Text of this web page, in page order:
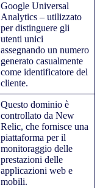
Google Universal
Analytics – utilizzato
per distinguere gli
utenti unici
assegnando un numero
generato casualmente
come identificatore del
cliente.
Questo dominio è
controllato da New
Relic, che fornisce una
piattaforma per il
monitoraggio delle
prestazioni delle
applicazioni web e
mobili.